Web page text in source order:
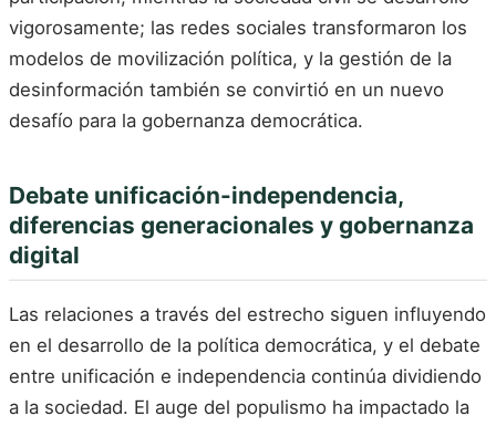
vigorosamente; las redes sociales transformaron los
modelos de movilización política, y la gestión de la
desinformación también se convirtió en un nuevo
desafío para la gobernanza democrática.
Debate unificación-independencia,
diferencias generacionales y gobernanza
digital
Las relaciones a través del estrecho siguen influyendo
en el desarrollo de la política democrática, y el debate
entre unificación e independencia continúa dividiendo
a la sociedad. El auge del populismo ha impactado la